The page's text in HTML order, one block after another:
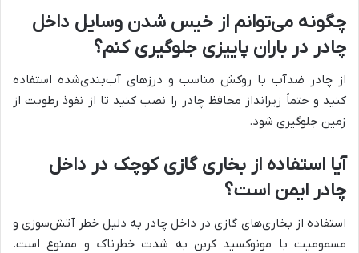
چگونه می‌توانم از خیس شدن وسایل داخل
چادر در باران پاییزی جلوگیری کنم؟
از چادر ضدآب با روکش مناسب و درزهای آب‌بندی‌شده استفاده
کنید و حتماً زیرانداز محافظ چادر را نصب کنید تا از نفوذ رطوبت از
زمین جلوگیری شود.
آیا استفاده از بخاری گازی کوچک در داخل
چادر ایمن است؟
استفاده از بخاری‌های گازی در داخل چادر به دلیل خطر آتش‌سوزی و
مسمومیت با مونوکسید کربن به شدت خطرناک و ممنوع است.